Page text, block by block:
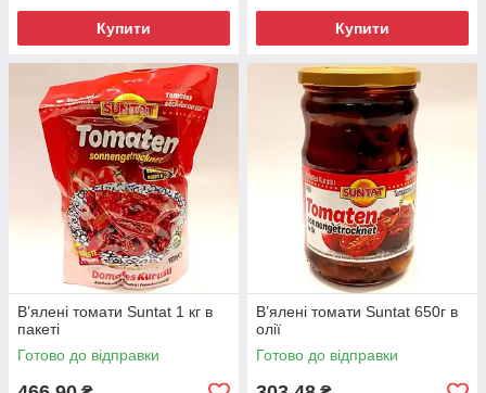
Купити Купити
В’ялені томати Suntat 1 кг в
пакеті
Готово до відправки
В’ялені томати Suntat 650г в
олії
Готово до відправки